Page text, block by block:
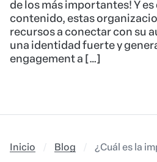
de los más importantes! Y
contenido, estas
recursos a conectar con su
una identidad fuerte y
engagement a […]
Inicio Blog ¿Cuál es la